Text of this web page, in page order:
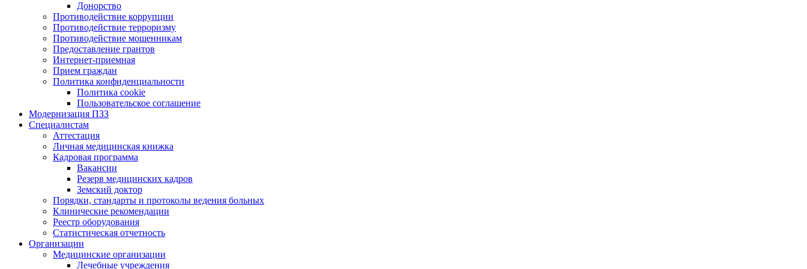
Донорство
Противодействие коррупции
Противодействие терроризму
Противодействие мошенникам
Предоставление грантов
Интернет-приемная
Прием граждан
Политика конфиденциальности
Политика cookie
Пользовательское соглашение
Модернизация ПЗЗ
Специалистам
Аттестация
Личная медицинская книжка
Кадровая программа
Вакансии
Резерв медицинских кадров
Земский доктор
Порядки, стандарты и протоколы ведения больных
Клинические рекомендации
Реестр оборудования
Статистическая отчетность
Организации
Медицинские организации
Лечебные учреждения